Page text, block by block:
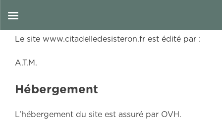
Skip
content
Mentions légales
Le site www.citadelledesisteron.fr est édité par :
A.T.M.
Hébergement
L’hébergement du site est assuré par OVH.